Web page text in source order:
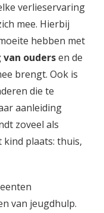
verlieservaring
mee. Hierbij
hebben met
van oudersen de
brengt. Ook is
die te
aanleiding
zoveel als
kind plaats: thuis,
van jeugdhulp.